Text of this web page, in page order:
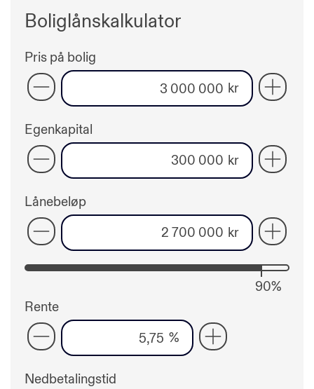
Boliglånskalkulator
Pris på bolig
Reduser
pris
på
kr
pris
på
Egenkapital
Reduser
egenkapital
kr
Lånebeløp
Reduser
lånebeløp
kr
90%
Rente
Reduser
rente
%
rente
Nedbetalingstid